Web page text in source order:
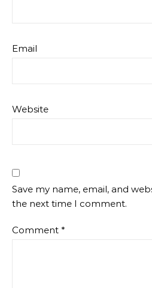
Email
Website
Save my name, email, and
the next time I comment.
Comment *